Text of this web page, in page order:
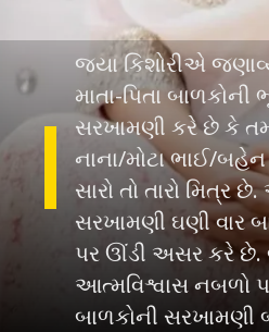
જયા કિશોરીએ
માતા-પિતા
સરખામણી કરે છે કે
નાના/મોટા ભાઈ/
સારો તો તારો મિત્ર
સરખામણી ઘણી વાર
પર ઊંડી અસર કરે છે.
આત્મવિશ્વાસ નબળો
બાળકોની સરખામણી